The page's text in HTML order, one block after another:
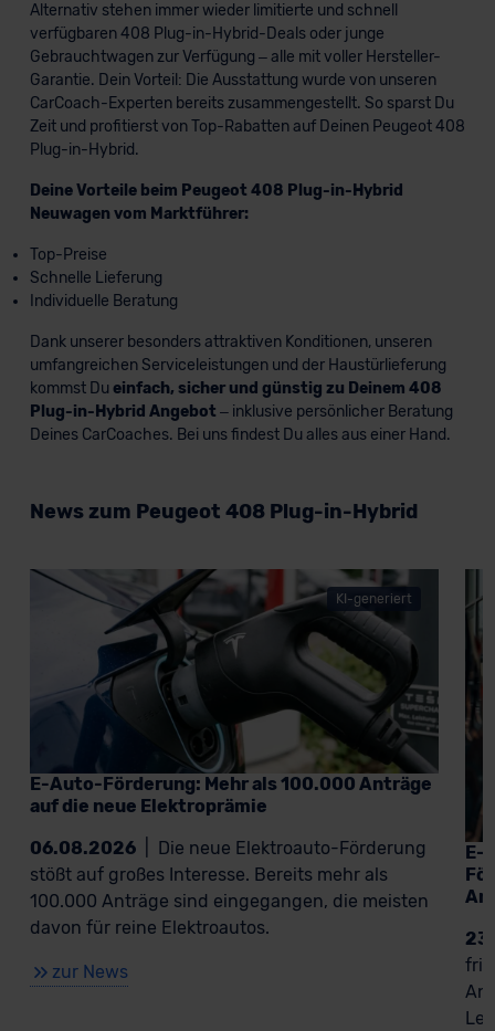
Alternativ stehen immer wieder limitierte und schnell
verfügbaren 408 Plug-in-Hybrid-Deals oder junge
Gebrauchtwagen zur Verfügung – alle mit voller Hersteller-
Garantie. Dein Vorteil: Die Ausstattung wurde von unseren
CarCoach-Experten bereits zusammengestellt. So sparst Du
Zeit und profitierst von Top-Rabatten auf Deinen Peugeot 408
Plug-in-Hybrid.
Deine Vorteile beim Peugeot 408 Plug-in-Hybrid
Neuwagen vom Marktführer:
Top-Preise
Schnelle Lieferung
Individuelle Beratung
Dank unserer besonders attraktiven Konditionen, unseren
umfangreichen Serviceleistungen und der Haustürlieferung
kommst Du einfach, sicher und günstig zu Deinem 408
Plug-in-Hybrid Angebot – inklusive persönlicher Beratung
Deines CarCoaches. Bei uns findest Du alles aus einer Hand.
News zum Peugeot 408 Plug-in-Hybrid
KI-generiert
E-Auto-Förderung: Mehr als 100.000 Anträge
auf die neue Elektroprämie
06.08.2026
Die neue Elektroauto-Förderung
stößt auf großes Interesse. Bereits mehr als
100.000 Anträge sind eingegangen, die meisten
davon für reine Elektroautos.
zur News
E-